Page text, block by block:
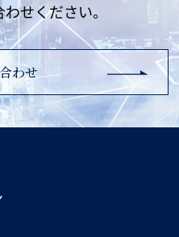
せください。
わせ